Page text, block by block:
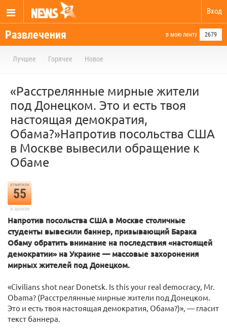
Вход
Развлечения в мою ленту 2679
Лучшее Горячее Новое
«Расстрелянные мирные жители
под Донецком. Это и есть твоя
настоящая демократия,
Обама?»Напротив посольства США
в Москве вывесили обращение к
Обаме
отметили
55
в архиве
Напротив посольства США в Москве столичные
студенты вывесили баннер, призывающий Барака
Обаму обратить внимание на последствия «настоящей
демократии» на Украине — массовые захоронения
мирных жителей под Донецком.
«Civilians shot near Donetsk. Is this your real democracy, Mr.
Obama? (Расстрелянные мирные жители под Донецком.
Это и есть твоя настоящая демократия, Обама?)», — гласит
текст баннера.